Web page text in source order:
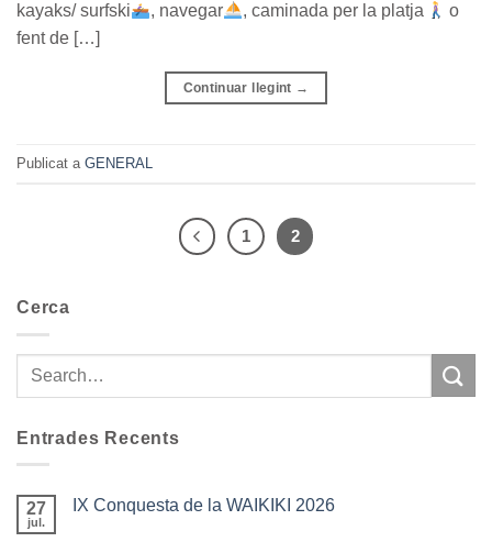
kayaks/ surfski
, navegar , caminada per la platja
o
fent de […]
Continuar llegint →
Publicat a GENERAL
1 2
Cerca
Entrades Recents
27
jul.
IX Conquesta de la WAIKIKI 2026